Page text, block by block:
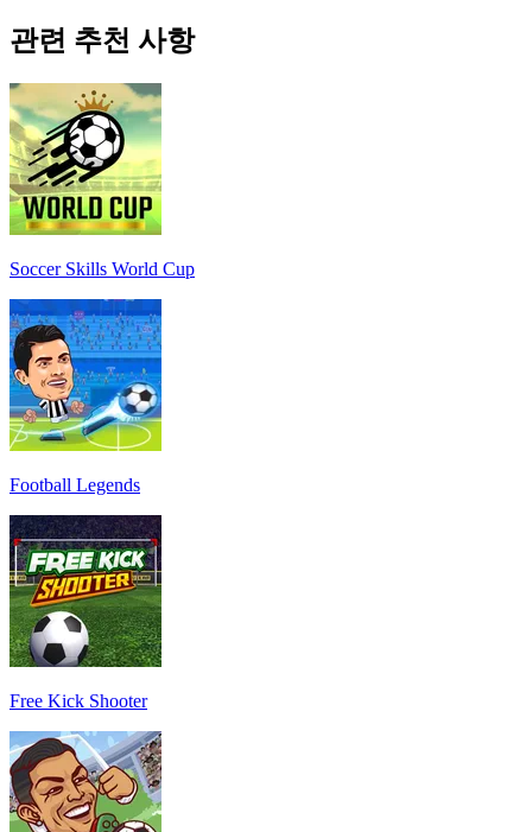
관련 추천 사항
Soccer Skills World Cup
Football Legends
Free Kick Shooter